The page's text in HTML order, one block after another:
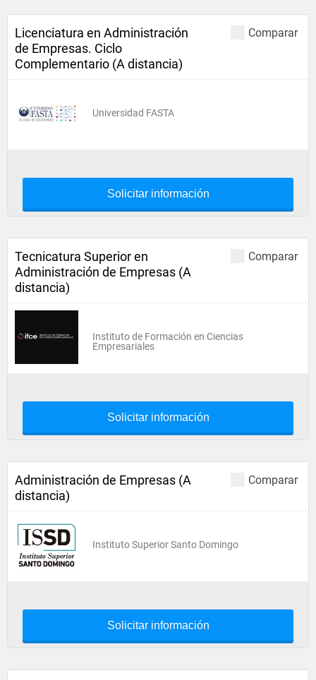
Comparar
Licenciatura en Administración
de Empresas. Ciclo
Complementario (A distancia)
Universidad FASTA
Solicitar información
Comparar
Tecnicatura Superior en
Administración de Empresas (A
distancia)
Instituto de Formación en Ciencias
Empresariales
Solicitar información
Comparar
Administración de Empresas (A
distancia)
Instituto Superior Santo Domingo
Solicitar información